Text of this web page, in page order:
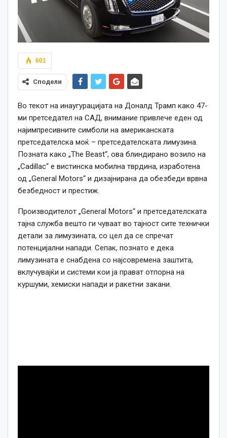
601
Сподели
Во текот на инаугурацијата на Доналд Трамп како 47-
ми претседател на САД, внимание привлече еден од
најимпресивните симболи на американската
претседателска моќ – претседателската лимузина.
Позната како „The Beast“, ова блиндирано возило на
„Cadillac“ е вистинска мобилна тврдина, изработена
од „General Motors“ и дизајнирана да обезбеди врвна
безбедност и престиж.
Производителот „General Motors“ и претседателската
тајна служба вешто ги чуваат во тајност сите технички
детали за лимузината, со цел да се спречат
потенцијални напади. Сепак, познато е дека
лимузината е снабдена со најсовремена заштита,
вклучувајќи и системи кои ја прават отпорна на
куршуми, хемиски напади и ракетни закани.